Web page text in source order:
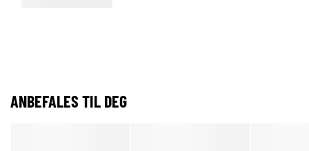
ANBEFALES TIL DEG